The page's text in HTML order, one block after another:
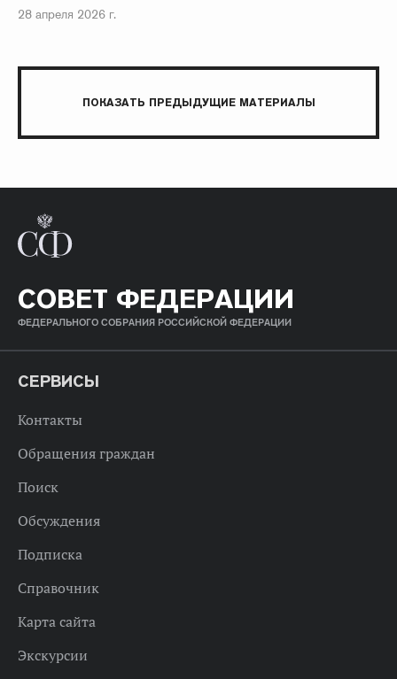
28 апреля 2026 г.
ПОКАЗАТЬ ПРЕДЫДУЩИЕ МАТЕРИАЛЫ
СОВЕТ ФЕДЕРАЦИИ
ФЕДЕРАЛЬНОГО СОБРАНИЯ РОССИЙСКОЙ ФЕДЕРАЦИИ
СЕРВИСЫ
Контакты
Обращения граждан
Поиск
Обсуждения
Подписка
Справочник
Карта сайта
Экскурсии